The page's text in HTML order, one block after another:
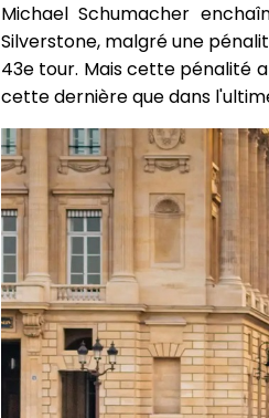
Michael Schumacher
Silverstone, malgré une
43e tour. Mais cette pénalité
cette dernière que dans